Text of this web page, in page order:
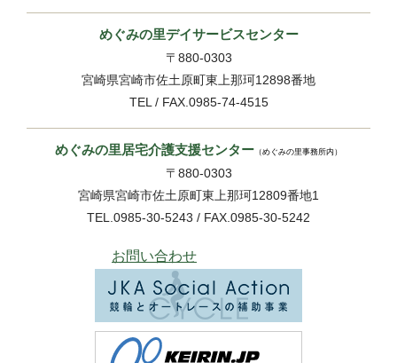
めぐみの里デイサービスセンター
〒880-0303
宮崎県宮崎市佐土原町東上那珂12898番地
TEL / FAX.0985-74-4515
めぐみの里居宅介護支援センター （めぐみの里事務所内）
〒880-0303
宮崎県宮崎市佐土原町東上那珂12809番地1
TEL.0985-30-5243 / FAX.0985-30-5242
お問い合わせ